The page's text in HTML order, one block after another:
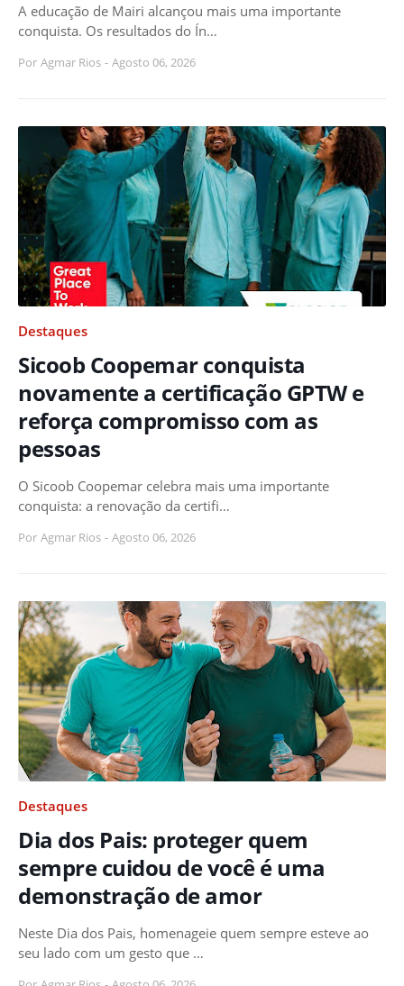
A educação de Mairi alcançou mais uma importante
conquista. Os resultados do Ín…
Por Agmar Rios - Agosto 06, 2026
Destaques
Sicoob Coopemar conquista
novamente a certificação GPTW e
reforça compromisso com as
pessoas
O Sicoob Coopemar celebra mais uma importante
conquista: a renovação da certifi…
Por Agmar Rios - Agosto 06, 2026
Destaques
Dia dos Pais: proteger quem
sempre cuidou de você é uma
demonstração de amor
Neste Dia dos Pais, homenageie quem sempre esteve ao
seu lado com um gesto que …